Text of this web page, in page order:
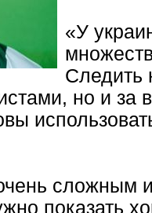
«У
Следить
но и
сложным
показать